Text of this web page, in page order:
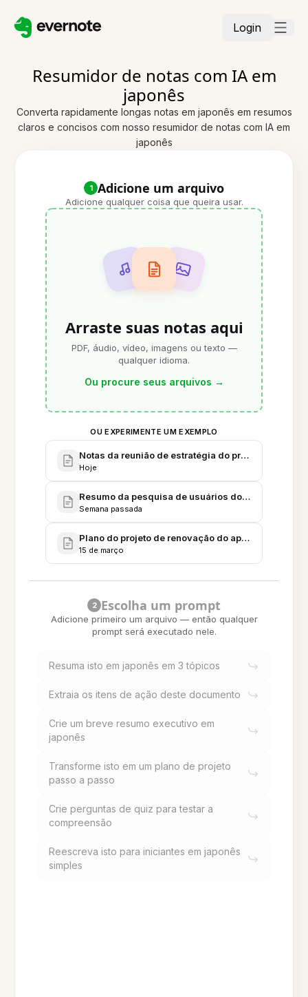
Login
Resumidor de notas com IA em
japonês
Converta rapidamente longas notas em japonês em resumos
claros e concisos com nosso resumidor de notas com IA em
japonês
1 Adicione um arquivo
Adicione qualquer coisa que queira usar.
Arraste suas notas aqui
PDF, áudio, vídeo, imagens ou texto —
qualquer idioma.
Ou procure seus arquivos →
OU EXPERIMENTE UM EXEMPLO
Notas da reunião de estratégia do produto Q2 2026
Hoje
Resumo da pesquisa de usuários do mercado
Semana passada
Plano do projeto de renovação do app móvel (por
15 de março
2 Escolha um prompt
Adicione primeiro um arquivo — então qualquer
prompt será executado nele.
Resuma isto em japonês em 3 tópicos
Extraia os itens de ação deste documento
Crie um breve resumo executivo em
japonês
Transforme isto em um plano de projeto
passo a passo
Crie perguntas de quiz para testar a
compreensão
Reescreva isto para iniciantes em japonês
simples